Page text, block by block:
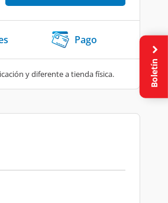
Pago
y diferente a tienda física. Boletín